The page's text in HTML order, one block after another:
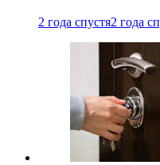
2 года спустя2 года